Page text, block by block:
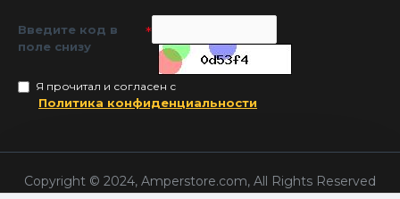
Введите код в
поле снизу
Я прочитал и согласен с
Политика конфиденциальности
Copyright © 2024, Amperstore.com, All Rights Reserved